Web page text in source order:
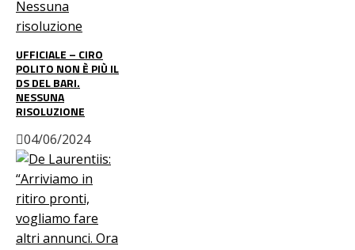
UFFICIALE – CIRO
POLITO NON È PIÙ IL
DS DEL BARI.
NESSUNA
RISOLUZIONE
04/06/2024